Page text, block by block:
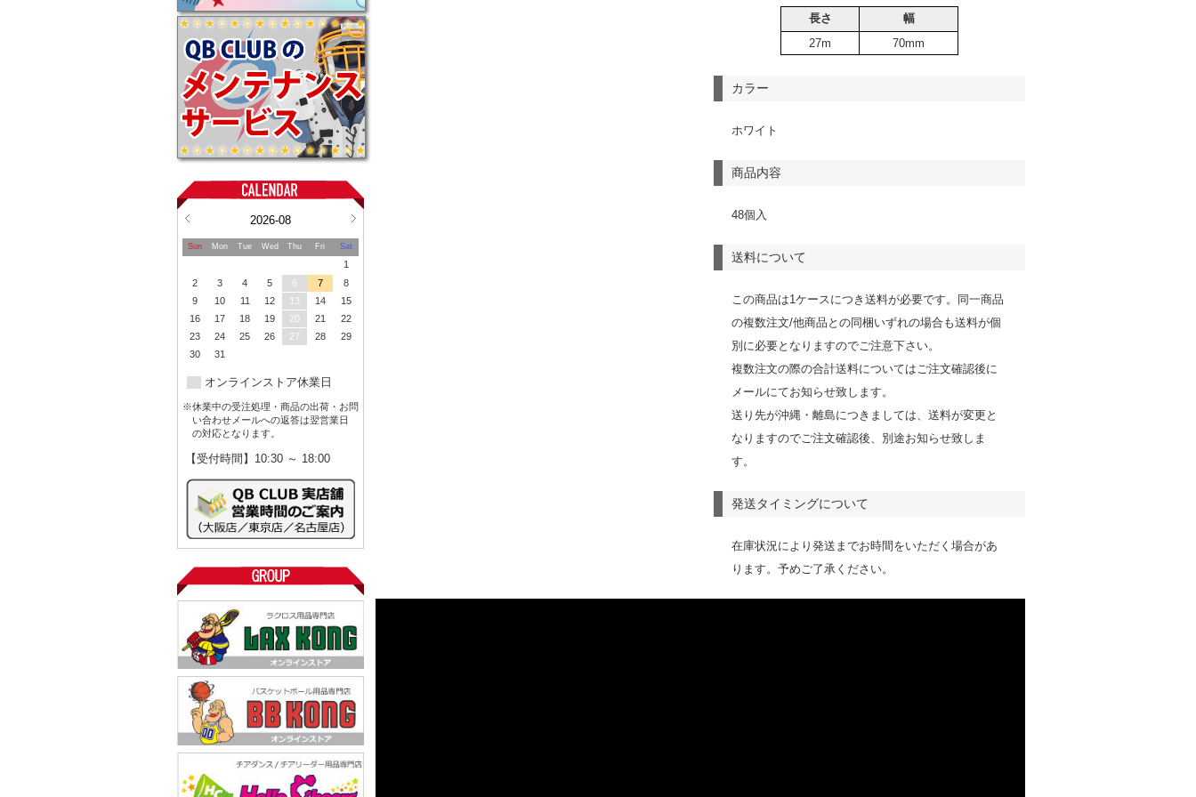
2026-08
Sun Mon Tue Wed Thu Fri Sat
1
2
3 4 5 6 7
8
9
10 11 12 13 14
15
16
17 18 19 20 21
22
23
24 25 26 27 28
29
30
31
オンラインストア休業日
※休業中の受注処理・商品の出荷・お問
い合わせメールへの返答は翌営業日
の対応となります。
【受付時間】10:30 ～ 18:00
長さ
幅
27m
70mm
カラー
ホワイト
商品内容
48個入
送料について
この商品は1ケースにつき送料が必要です。同一商品
の複数注文/他商品との同梱いずれの場合も送料が個
別に必要となりますのでご注意下さい。
複数注文の際の合計送料についてはご注文確認後に
メールにてお知らせ致します。
送り先が沖縄・離島につきましては、送料が変更と
なりますのでご注文確認後、別途お知らせ致しま
す。
発送タイミングについて
在庫状況により発送までお時間をいただく場合があ
ります。予めご了承ください。